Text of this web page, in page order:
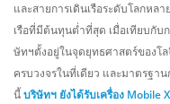
และสายการเดินเรือระดับโลกห
เรือที่มีต้นทุนต่ำที่สุด เมื่อเทียบกับ
ษัทฯตั้งอยู่ในจุดยุทธศาสตร์ของโ
ครบวงจรในที่เดียว และมาตรฐา
นี้บริษัทฯ ยังได้รับเครื่อง Mobile